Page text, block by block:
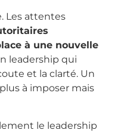
Les attentes
à une nouvelle
leadership qui
et la clarté. Un
à imposer mais
le leadership